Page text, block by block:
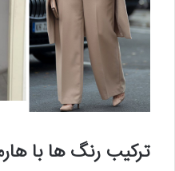
ترکیب رنگ ها با